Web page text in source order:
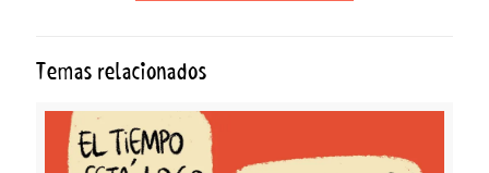
Temas relacionados